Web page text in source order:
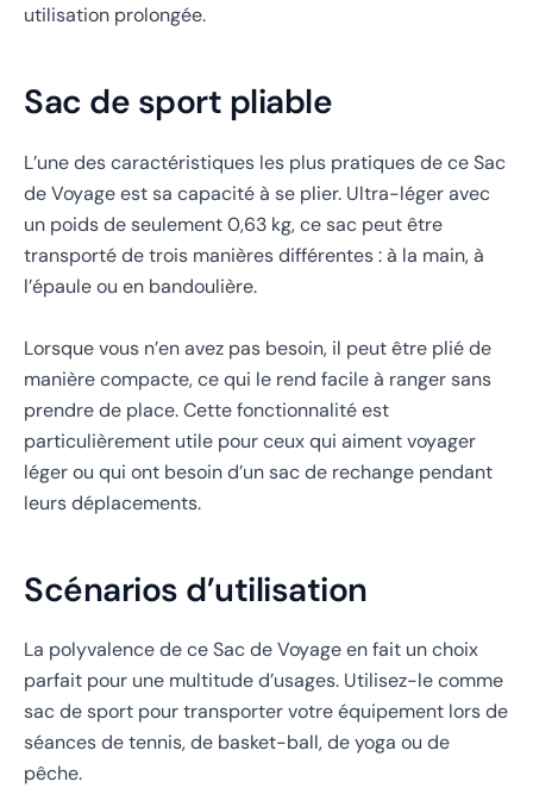
utilisation prolongée.
Sac de sport pliable
L’une des caractéristiques les plus pratiques de ce Sac
de Voyage est sa capacité à se plier. Ultra-léger avec
un poids de seulement 0,63 kg, ce sac peut être
transporté de trois manières différentes : à la main, à
l’épaule ou en bandoulière.
Lorsque vous n’en avez pas besoin, il peut être plié de
manière compacte, ce qui le rend facile à ranger sans
prendre de place. Cette fonctionnalité est
particulièrement utile pour ceux qui aiment voyager
léger ou qui ont besoin d’un sac de rechange pendant
leurs déplacements.
Scénarios d’utilisation
La polyvalence de ce Sac de Voyage en fait un choix
parfait pour une multitude d’usages. Utilisez-le comme
sac de sport pour transporter votre équipement lors de
séances de tennis, de basket-ball, de yoga ou de
pêche.